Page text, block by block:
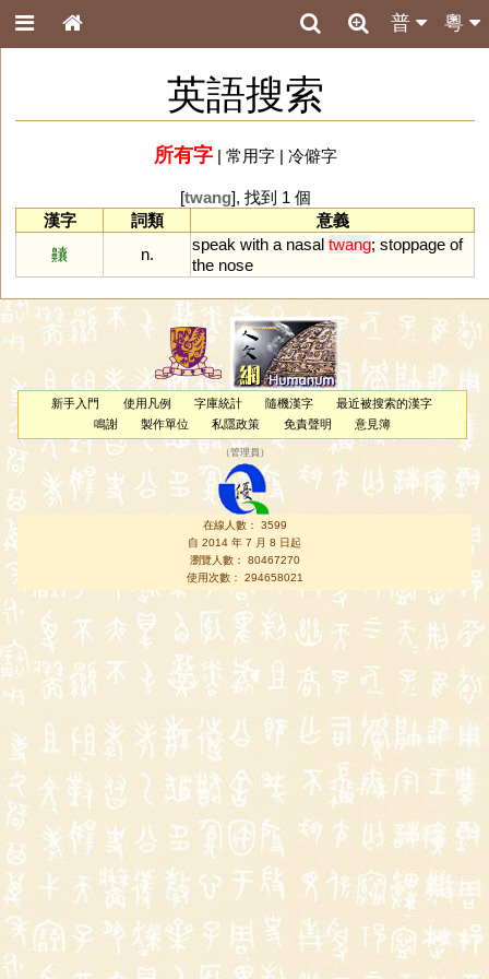
粵
普
英語搜索
所有字| 常用字| 冷僻字
[twang], 找到 1 個
漢字
詞類
意義
齉
n.
speak with a nasal twang; stoppage of
the nose
新手入門 使用凡例 字庫統計 隨機漢字
最近被搜索的漢字
鳴謝
製作單位 私隱政策 免責聲明 意見簿
（管理員 ）
在線人數： 3599
自 2014 年 7 月 8 日起
瀏覽人數： 80467270
使用次數： 294658021